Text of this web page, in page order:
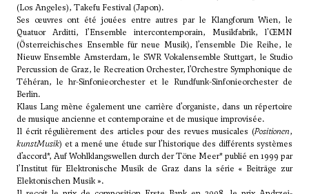
(Los Angeles), Takefu Festival (Japon).
Ses œuvres ont été jouées entre autres par le Klangforum Wien, le
Quatuor Arditti, l’Ensemble intercontemporain, Musikfabrik, l'ŒMN
(Österreichisches Ensemble für neue Musik), l’ensemble Die Reihe, le
Nieuw Ensemble Amsterdam, le SWR Vokalensemble Stuttgart, le Studio
Percussion de Graz, le Recreation Orchester, l’Orchestre Symphonique de
Téhéran, le hr-Sinfonieorchester et le Rundfunk-Sinfonieorchester de
Berlin.
Klaus Lang mène également une carrière d’organiste, dans un répertoire
de musique ancienne et contemporaine et de musique improvisée.
Il écrit régulièrement des articles pour des revues musicales (Positionen,
kunstMusik) et a mené une étude sur l’historique des différents systèmes
d’accord*, Auf Wohlklangswellen durch der Töne Meer* publié en 1999 par
l’Institut für Elektronische Musik de Graz dans la série « Beiträge zur
Elektonischen Musik ».